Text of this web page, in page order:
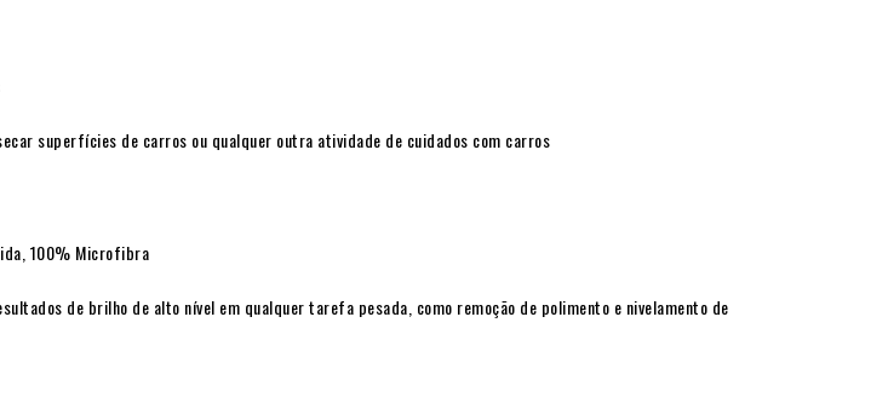
superfícies de carros ou qualquer outra atividade de cuidados com carros
100% Microfibra
de brilho de alto nível em qualquer tarefa pesada, como remoção de polimento e nivelamento de